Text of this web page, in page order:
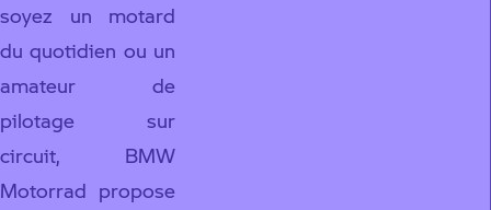
soyez un motard
du quotidien ou un
amateur de
pilotage sur
circuit, BMW
Motorrad propose